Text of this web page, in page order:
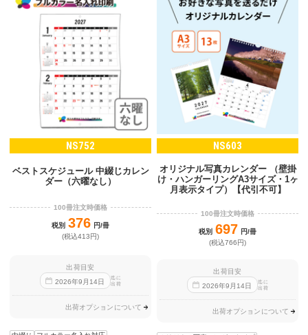
NS752
ベストスケジュール 中綴じカレン
ダー（六曜なし）
100冊注文時価格
税別 376 円/冊
(税込413円)
出荷目安
2026年9 月14日
迄に
出荷
出荷オプションについて
NS603
オリジナル写真カレンダー （壁掛
け・ハンガーリングA3サイズ・1ヶ
月表示タイプ）【代引不可】
100冊注文時価格
税別 697 円/冊
(税込766円)
出荷目安
2026年9 月14日
迄に
出荷
出荷オプションについて